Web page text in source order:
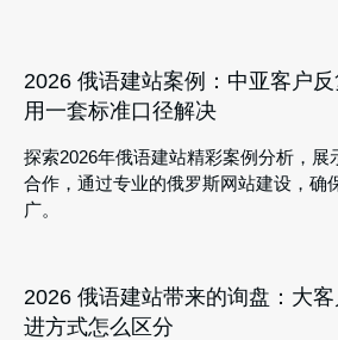
2026 俄语建站案例：中亚客户
用一套标准口径解决
探索2026年俄语建站精彩案例分析，展
合作，通过专业的俄罗斯网站建设，确
广。
2026 俄语建站带来的询盘：大
进方式怎么区分